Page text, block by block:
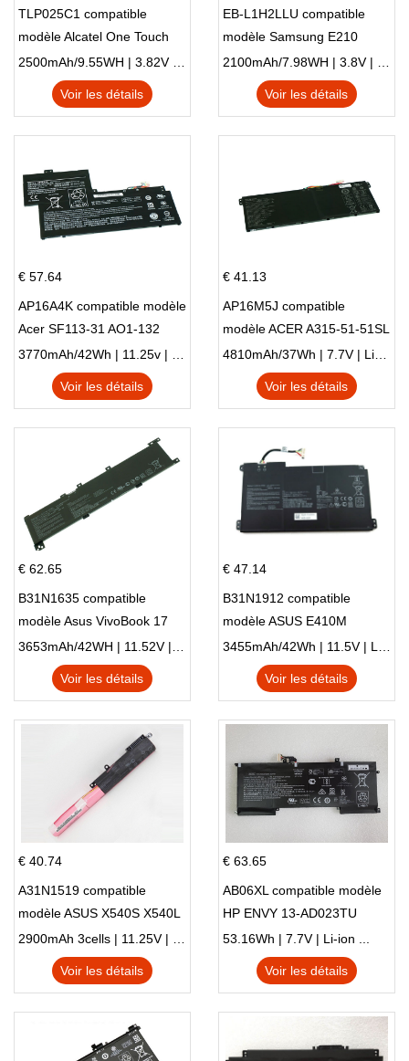
TLP025C1 compatible
modèle Alcatel One Touch
Pop 4 Plus OT-5056D
2500mAh/9.55WH | 3.82V | Li-ion ...
Voir les détails
EB-L1H2LLU compatible
modèle Samsung E210
E210K i939
2100mAh/7.98WH | 3.8V | Li-ion ...
Voir les détails
€ 57.64
AP16A4K compatible modèle
Acer SF113-31 AO1-132
NE132
3770mAh/42Wh | 11.25v | Li-ion ...
Voir les détails
€ 41.13
AP16M5J compatible
modèle ACER A315-51-51SL
N17Q1 SERIES
4810mAh/37Wh | 7.7V | Li-ion ...
Voir les détails
€ 62.65
B31N1635 compatible
modèle Asus VivoBook 17
X705NC X705UA X705UV
X705UN X705UD
3653mAh/42WH | 11.52V | Li-ion ...
Voir les détails
€ 47.14
B31N1912 compatible
modèle ASUS E410M
E410MA L410MA
3455mAh/42Wh | 11.5V | Li-ion ...
Voir les détails
€ 40.74
A31N1519 compatible
modèle ASUS X540S X540L
X540LA-SI302 X540SA
X540S
2900mAh 3cells | 11.25V | Li-ion ...
Voir les détails
€ 63.65
AB06XL compatible modèle
HP ENVY 13-AD023TU
HSTNN-DB8C 921438-855
TPN-I128
53.16Wh | 7.7V | Li-ion ...
Voir les détails